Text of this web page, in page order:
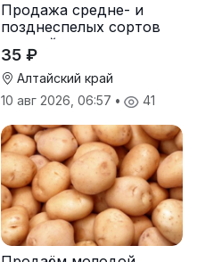
Продажа средне- и
позднеспелых сортов
овощей в августе
35 ₽
Алтайский край
10 авг 2026, 06:57 • 41